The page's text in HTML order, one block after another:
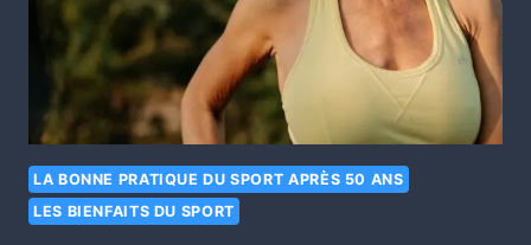
LA BONNE PRATIQUE DU SPORT APRÈS 50 ANS
LES BIENFAITS DU SPORT